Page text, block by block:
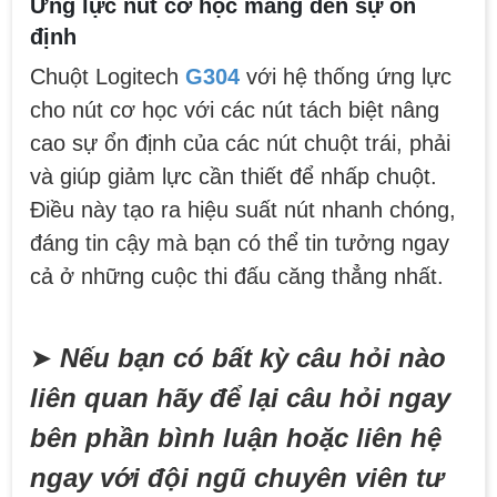
Ứng lực nút cơ học mang đến sự ổn
định
Chuột Logitech G304 với hệ thống ứng lực
cho nút cơ học với các nút tách biệt nâng
cao sự ổn định của các nút chuột trái, phải
và giúp giảm lực cần thiết để nhấp chuột.
Điều này tạo ra hiệu suất nút nhanh chóng,
đáng tin cậy mà bạn có thể tin tưởng ngay
cả ở những cuộc thi đấu căng thẳng nhất.
➤ Nếu bạn có bất kỳ câu hỏi nào
liên quan hãy để lại câu hỏi ngay
bên phần bình luận hoặc liên hệ
ngay với đội ngũ chuyên viên tư
Hãng ASRock Công Bố 2 dòng Card Đồ
ASRock Công Bố Series Cạc Đồ Họa AMD
Radeon™ RX 6600 XT Cung Cấp Hiệu Suất Chơi
Game 1080p Tối Ưu
Nên Hay Không Dùng Tivi Thay Cho Màn
Hình Máy Tính?
Nhiều người dùng băn khoăn trong việc có nên sử
chọn thiết bị này thay thế thiết bị kia
ĐIỀU KIỆN TRẢ GÓP HOME CREDIT TẠI VI
TÍNH NGUYỄN THẮNG
1. Điều kiện trả góp Công dân Việt Nam, độ tuổi
chính chủ còn hiệu lực. Không có lịch sử nợ xấu
THÔNG TIN TUYỂN DỤNG VI TÍNH